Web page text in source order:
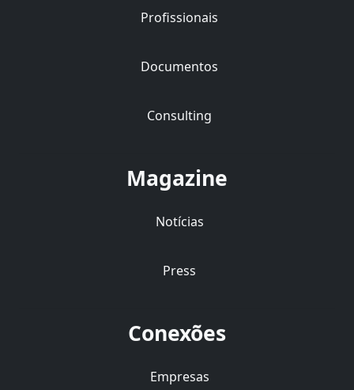
Profissionais
Documentos
Consulting
Magazine
Notícias
Press
Conexões
Empresas